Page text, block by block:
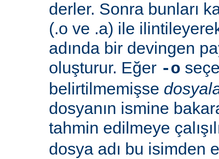
derler. Sonra bunları
(.o ve .a) ile
adında bir devingen
oluşturur. Eğer -o
belirtilmemişse
dosyanın ismine
tahmin edilmeye
dosya adı bu isimden